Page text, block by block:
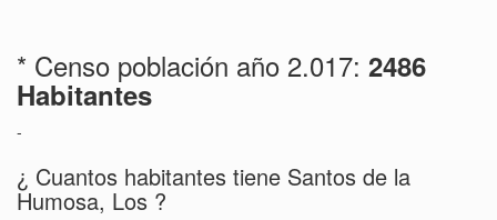
* Censo población año 2.017: 2486
Habitantes
-
¿ Cuantos habitantes tiene Santos de la
Humosa, Los ?